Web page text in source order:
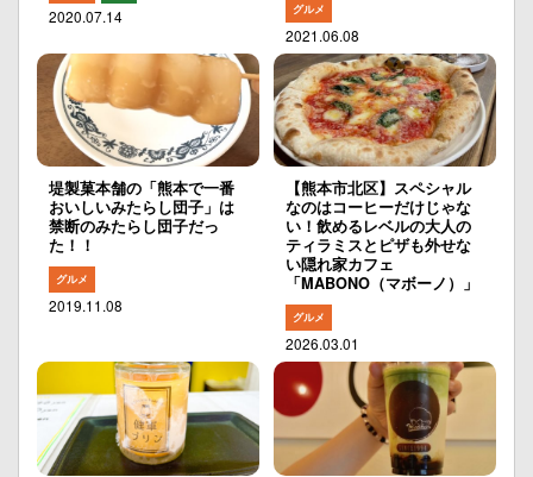
2020.07.14 グルメ
2021.06.08
堤製菓本舗の「熊本で一番
おいしいみたらし団子」は
禁断のみたらし団子だっ
た！！
グルメ
2019.11.08
【熊本市北区】スペシャル
なのはコーヒーだけじゃな
い！飲めるレベルの大人の
ティラミスとピザも外せな
い隠れ家カフェ
「MABONO（マボーノ）」
グルメ
2026.03.01